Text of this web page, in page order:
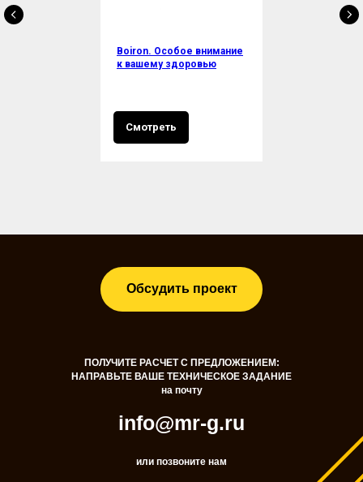
Boiron. Особое внимание
к вашему здоровью
Смотреть
Обсудить проект
info@mr-g.ru
ПОЛУЧИТЕ РАСЧЕТ С ПРЕДЛОЖЕНИЕМ:
НАПРАВЬТЕ ВАШЕ ТЕХНИЧЕСКОЕ ЗАДАНИЕ
на почту
или позвоните нам